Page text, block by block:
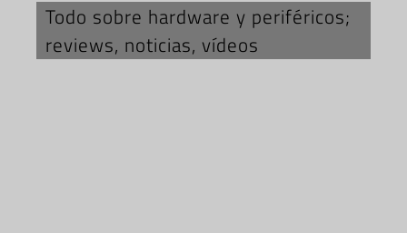
Todo sobre hardware y periféricos;
reviews, noticias, vídeos